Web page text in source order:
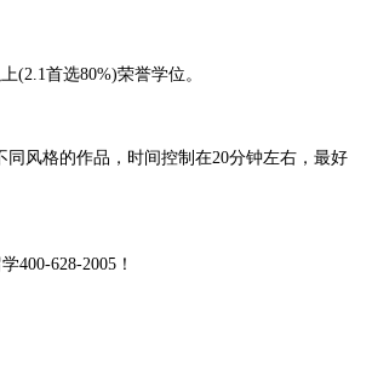
(2.1首选80%)荣誉学位。
同风格的作品，时间控制在20分钟左右，最好
400-628-2005！